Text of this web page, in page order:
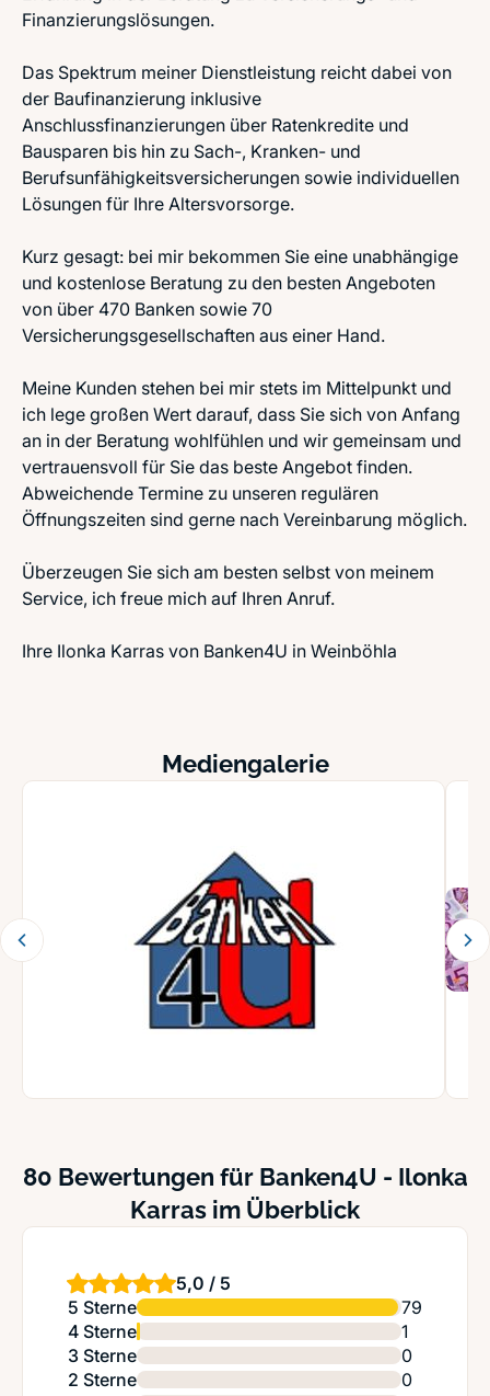
Finanzierungslösungen.
Das Spektrum meiner Dienstleistung reicht dabei von
der Baufinanzierung inklusive
Anschlussfinanzierungen über Ratenkredite und
Bausparen bis hin zu Sach-, Kranken- und
Berufsunfähigkeitsversicherungen sowie individuellen
Lösungen für Ihre Altersvorsorge.
Kurz gesagt: bei mir bekommen Sie eine unabhängige
und kostenlose Beratung zu den besten Angeboten
von über 470 Banken sowie 70
Versicherungsgesellschaften aus einer Hand.
Meine Kunden stehen bei mir stets im Mittelpunkt und
ich lege großen Wert darauf, dass Sie sich von Anfang
an in der Beratung wohlfühlen und wir gemeinsam und
vertrauensvoll für Sie das beste Angebot finden.
Abweichende Termine zu unseren regulären
Öffnungszeiten sind gerne nach Vereinbarung möglich.
Überzeugen Sie sich am besten selbst von meinem
Service, ich freue mich auf Ihren Anruf.
Ihre Ilonka Karras von Banken4U in Weinböhla
Mediengalerie
80 Bewertungen für Banken4U - Ilonka
Karras im Überblick
5,0 / 5
5 Sterne
79
4 Sterne
1
3 Sterne
0
2 Sterne
0